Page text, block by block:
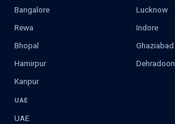
Bangalore
Lucknow
Rewa
Indore
Bhopal
Ghaziabad
Hamirpur
Dehradoon
Kanpur
UAE
UAE